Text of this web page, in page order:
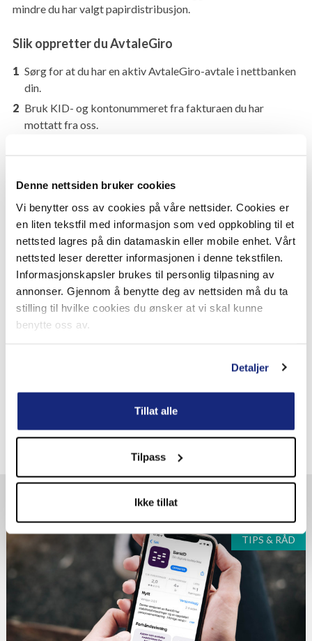
Denne nettsiden bruker cookies
Vi benytter oss av cookies på våre nettsider. Cookies er
en liten tekstfil med informasjon som ved oppkobling til et
nettsted lagres på din datamaskin eller mobile enhet. Vårt
nettsted leser deretter informasjonen i denne tekstfilen.
Informasjonskapsler brukes til personlig tilpasning av
annonser. Gjennom å benytte deg av nettsiden må du ta
stilling til hvilke cookies du ønsker at vi skal kunne
benytte oss av.
Detaljer
Tillat alle
Tilpass
Ikke tillat
mindre du har valgt papirdistribusjon.
Slik oppretter du AvtaleGiro
Sørg for at du har en aktiv AvtaleGiro-avtale i nettbanken
din.
Bruk KID- og kontonummeret fra fakturaen du har
mottatt fra oss.
og du vil kunne velge ønsket antall terminer i
forsikringsportalen.
Endre til ønsket antall terminer
Logg inn på forsikringssidene og gå til «Min profil».
Når det står «Ja» ved «Registrert for AvtaleGiro», kan du
velge ønsket terminintervall i nedtrekksmenyen.
eller e-post, så krediterer vi fakturaen din.
Flere artikler om samme tema
TIPS & RÅD